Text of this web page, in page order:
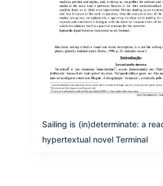
Sailing is (in)determinate: a
hypertextual novel Terminal